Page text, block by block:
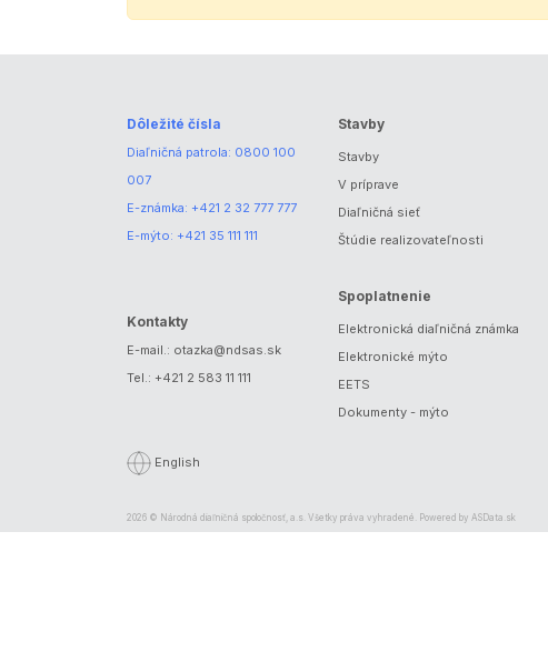
Dôležité čísla
Diaľničná patrola: 0800 100
007
E-známka: +421 2 32 777 777
E-mýto: +421 35 111 111
Kontakty
E-mail.: otazka@ndsas.sk
Tel.: +421 2 583 11 111
English
Stavby
Stavby
V príprave
Diaľničná sieť
Štúdie realizovateľnosti
Spoplatnenie
Elektronická diaľničná známka
Elektronické mýto
EETS
Dokumenty - mýto
2026 © Národná diaľničná spoločnosť, a.s. Všetky práva vyhradené. Powered by ASData.sk